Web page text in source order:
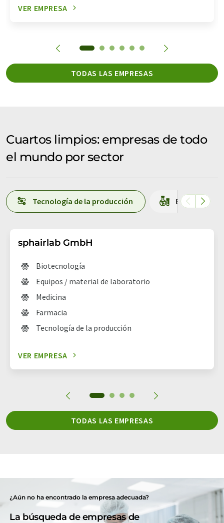
VER EMPRESA
TODAS LAS EMPRESAS
Cuartos limpios: empresas de todo
el mundo por sector
Tecnología de la producción Equipos /
sphairlab GmbH
Biotecnología
Equipos / material de laboratorio
Medicina
Farmacia
Tecnología de la producción
VER EMPRESA
TODAS LAS EMPRESAS
¿Aún no ha encontrado la empresa adecuada?
La búsqueda de empresas de